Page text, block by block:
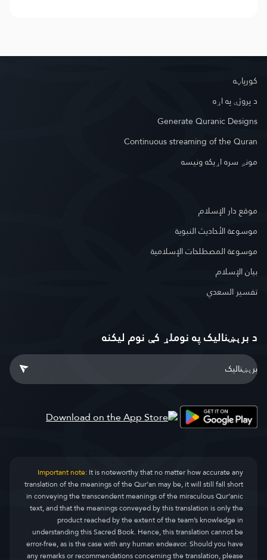
کور‌پاڼه
د پروژې په اړه
Generate Quranic Designs
Continuous streaming of the Quran
مونږ سره اړیکه ونیسه
موقع دار الإسلام
موسوعة الأحاديث النبوية
موسوعة المصطلحات الإسلامية
بيان الإسلام
تفسير السعدي
د برېښنالیک په نوملړ کې نوم لیکنه
Important note:It is noteworthy that no matter how accurate any
translation of the meanings of the Qur’an may be, it will still fall short
in conveying the transcendent meanings of the miraculous Qur’anic
text, and that the meanings conveyed by this translation is only the
product reached by the extent of the team’s knowledge in
understanding this Sacred Book. Hence, this translation cannot be
error-free, as is the case with any human endeavor. Should you have
any remarks or recommendations concerning the translation, please